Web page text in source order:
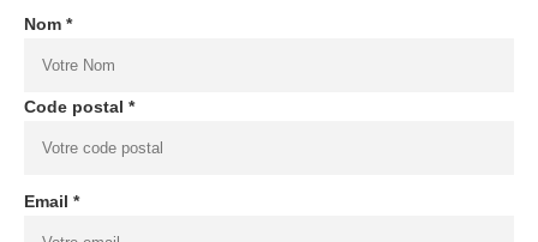
Nom *
Code postal *
Email *